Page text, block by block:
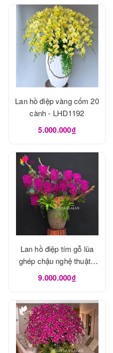
Lan hồ điệp vàng cốm 20
cành - LHD1192
5.000.000₫
Lan hồ điệp tím gỗ lũa
ghép chậu nghệ thuật -
LHD1190
9.000.000₫